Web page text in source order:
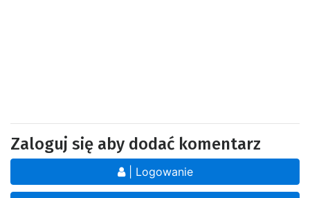
Zaloguj się aby dodać komentarz
| Logowanie